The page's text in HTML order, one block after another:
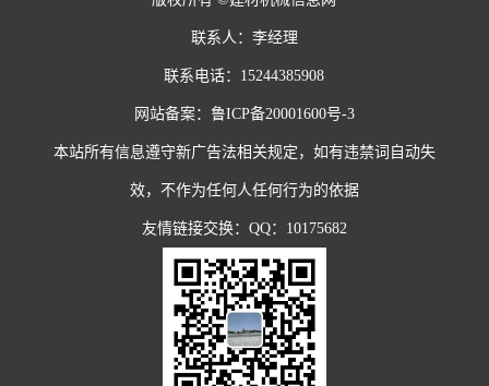
联系人：李经理
联系电话：15244385908
网站备案： 鲁ICP备20001600号-3
本站所有信息遵守新广告法相关规定，如有违禁词自动失
效，不作为任何人任何行为的依据
友情链接交换：QQ：10175682